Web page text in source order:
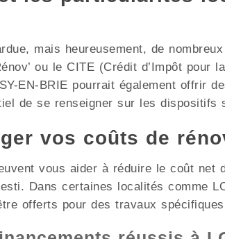
mais heureusement, de
ou le CITE (Crédit d’Impôt pour
EN-BRIE pourrait également offrir
de se renseigner sur les dispositifs
vos coûts de
vous aider à réduire le coût net
Dans certaines localités comme
offerts pour des travaux